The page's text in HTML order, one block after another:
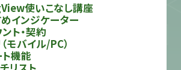
使いこなし講座
インジケーター
ト・契約
モバイル/PC）
機能